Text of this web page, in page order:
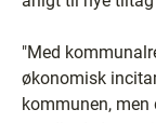
"Med
økonomisk
kommunen,